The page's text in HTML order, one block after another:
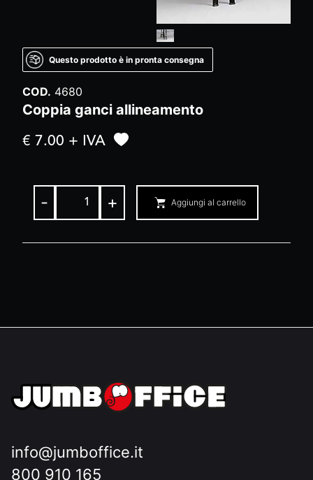
Questo prodotto è in pronta consegna
COD. 4680
Coppia ganci allineamento
€ 7.00 + IVA
- + Aggiungi al carrello
info@jumboffice.it
800 910 165